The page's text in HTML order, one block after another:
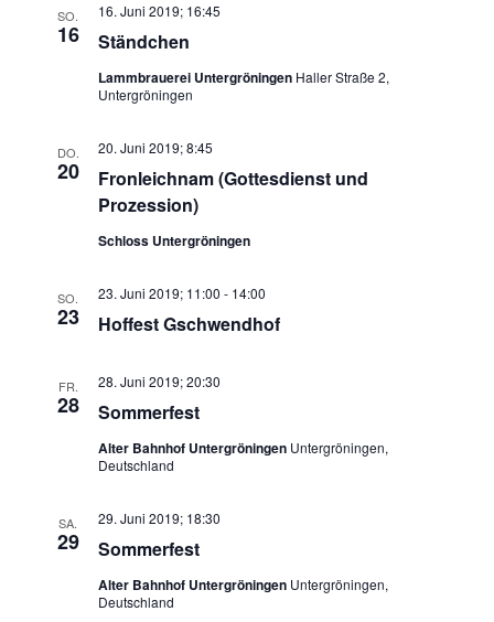
SO.
16 Ständchen
16. Juni 2019; 16:45
Lammbrauerei Untergröningen Haller Straße 2,
Untergröningen
DO.
20
Fronleichnam (Gottesdienst und
Prozession)
20. Juni 2019; 8:45
Schloss Untergröningen
SO.
23 Hoffest Gschwendhof
23. Juni 2019; 11:00 - 14:00
FR.
28 Sommerfest
28. Juni 2019; 20:30
Alter Bahnhof Untergröningen Untergröningen,
Deutschland
SA.
29 Sommerfest
29. Juni 2019; 18:30
Alter Bahnhof Untergröningen Untergröningen,
Deutschland